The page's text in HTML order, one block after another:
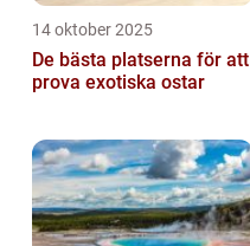
14 oktober 2025
De bästa platserna för att
prova exotiska ostar